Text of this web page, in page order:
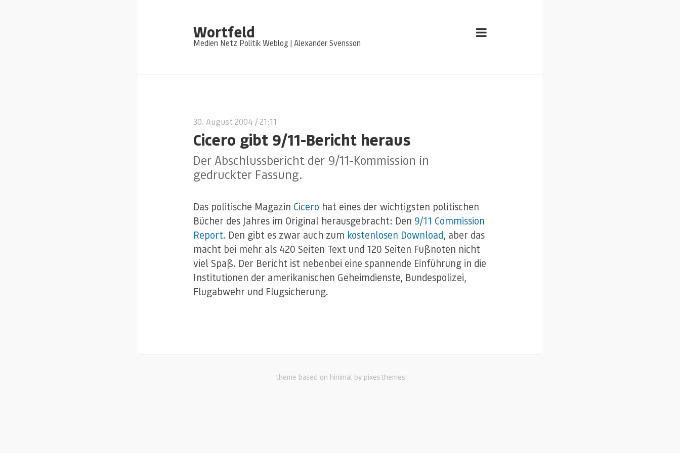
Wortfeld
Medien Netz Politik Weblog | Alexander Svensson
30. August 2004 / 21:11
Cicero gibt 9/11-Bericht heraus
Der Abschlussbericht der 9/11-Kommission in
gedruckter Fassung.
Das politische Magazin Cicero hat eines der wichtigsten politischen
Bücher des Jahres im Original herausgebracht: Den 9/11 Commission
Report. Den gibt es zwar auch zum kostenlosen Download, aber das
macht bei mehr als 420 Seiten Text und 120 Seiten Fußnoten nicht
viel Spaß. Der Bericht ist nebenbei eine spannende Einführung in die
Institutionen der amerikanischen Geheimdienste, Bundespolizei,
Flugabwehr und Flugsicherung.
theme based on hinimal by pixesthemes